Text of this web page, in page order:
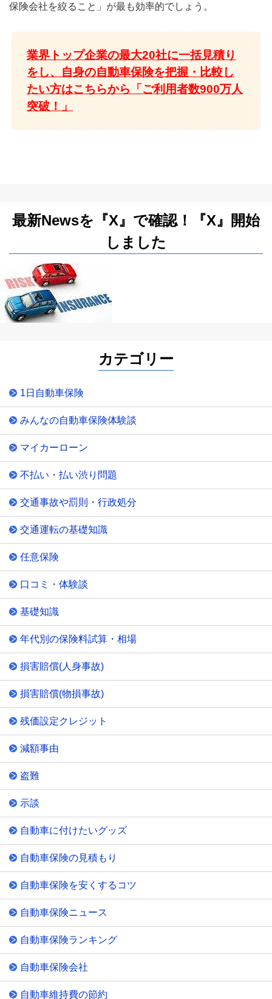
保険会社を絞ること」が最も効率的でしょう。
業界トップ企業の最大20社に一括見積り
をし、自身の自動車保険を把握・比較し
たい方はこちらから「ご利用者数900万人
突破！」
最新Newsを『X』で確認！『X』開始
しました
カテゴリー
1日自動車保険
みんなの自動車保険体験談
マイカーローン
不払い・払い渋り問題
交通事故や罰則・行政処分
交通運転の基礎知識
任意保険
口コミ・体験談
基礎知識
年代別の保険料試算・相場
損害賠償(人身事故)
損害賠償(物損事故)
残価設定クレジット
減額事由
盗難
示談
自動車に付けたいグッズ
自動車保険の見積もり
自動車保険を安くするコツ
自動車保険ニュース
自動車保険ランキング
自動車保険会社
自動車維持費の節約